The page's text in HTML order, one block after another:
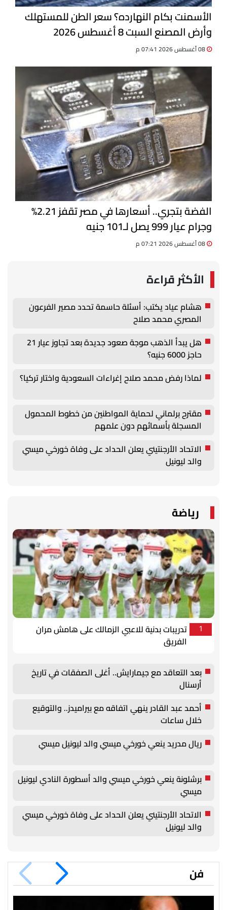
الأسمنت بكام النهارده؟ سعر الطن للمستهلك
وأرض المصنع السبت 8 أغسطس 2026
الفضة بتجري.. أسعارها في مصر تقفز 2.21%
وجرام عيار 999 يصل لـ101 جنيه
الأكثر قراءة
هشام عياد يكتب: أسئلة حاسمة تحدد مصير الفرعون
المصري محمد صلاح
هل يبدأ الذهب موجة صعود جديدة بعد تجاوز عيار 21
حاجز 6000 جنيه؟
لماذا رفض محمد صلاح إغراءات السعودية واختار تركيا؟
مقترح برلماني لحماية المواطنين من خطوط المحمول
المسجلة بأسمائهم دون علمهم
الاتحاد الأرجنتيني يعلن الحداد على وفاة خورخي ميسي
والد ليونيل
رياضة
1
تدريبات بدنية للاعبي الزمالك على هامش مران
الفريق
بعد التعاقد مع جيمارايش.. أغلى الصفقات في تاريخ
أرسنال
أحمد عبد القادر ينهي اتفاقه مع بيراميدز.. والتوقيع
خلال ساعات
ريال مدريد ينعي خورخي ميسي والد ليونيل ميسي
برشلونة ينعي خورخي ميسي والد أسطورة النادي ليونيل
ميسي
الاتحاد الأرجنتيني يعلن الحداد على وفاة خورخي ميسي
والد ليونيل
فن